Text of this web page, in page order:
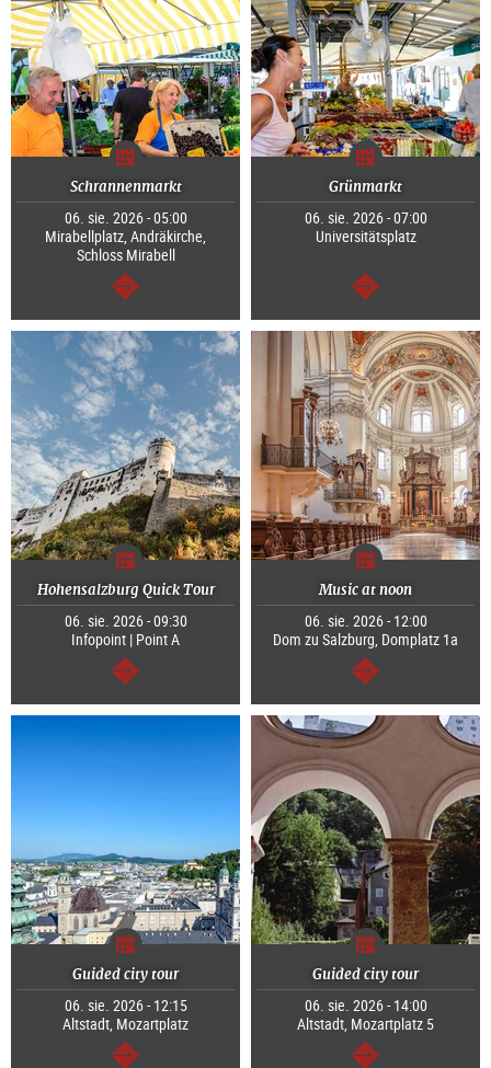
Schrannenmarkt
06. sie. 2026 - 05:00
Mirabellplatz, Andräkirche,
Schloss Mirabell
dalej
Grünmarkt
06. sie. 2026 - 07:00
Universitätsplatz
dalej
Hohensalzburg Quick Tour
06. sie. 2026 - 09:30
Infopoint | Point A
dalej
Music at noon
06. sie. 2026 - 12:00
Dom zu Salzburg, Domplatz 1a
dalej
Guided city tour
06. sie. 2026 - 12:15
Altstadt, Mozartplatz
Guided city tour
06. sie. 2026 - 14:00
Altstadt, Mozartplatz 5